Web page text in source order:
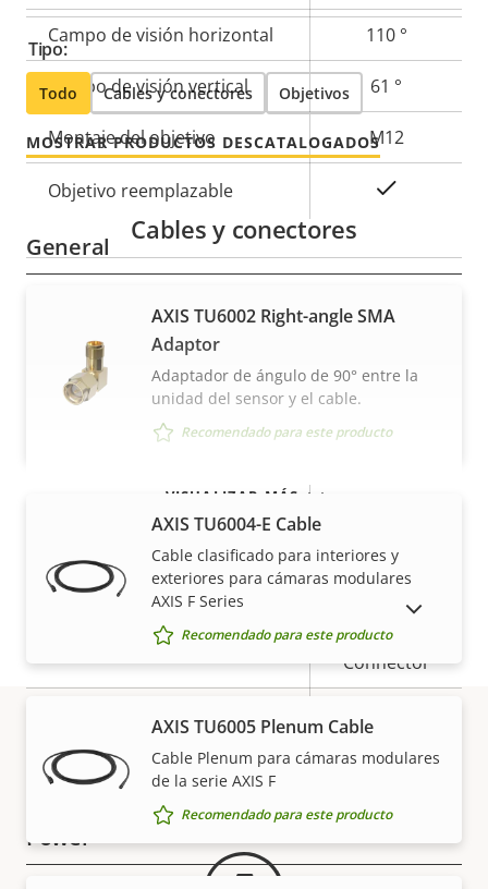
Campo de visión horizontal
110 °
Campo de visión vertical 61 °
Montaje del objetivo M12
Objetivo reemplazable
General
propiedad
Valor de
propiedad
Infrarrojos integrados
Temperatura de
funcionamiento
-30 to 55 °C
Preparada para exterior
Clasificación IP
Clasificación de vandalismo IK10
Entrada del cable
Pigtail: SMA
Connector
Material de la carcasa Plastic
Power
Tipo:
Todo Cables y conectores Objetivos
MOSTRAR PRODUCTOS DESCATALOGADOS
VISUALIZAR MÁS
Cables y conectores
AXIS TU6002 Right-angle SMA
Adaptor
Adaptador de ángulo de 90° entre la
unidad del sensor y el cable.
Recomendado para este producto
AXIS TU6004-E Cable
Cable clasificado para interiores y
exteriores para cámaras modulares
AXIS F Series
Recomendado para este producto
AXIS TU6005 Plenum Cable
Cable Plenum para cámaras modulares
de la serie AXIS F
Recomendado para este producto
MOSTRAR PRODUCTOS DESCATALOGADOS
Garantía